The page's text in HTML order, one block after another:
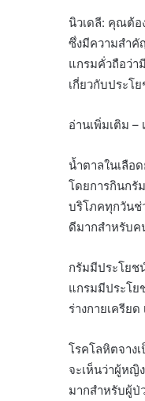
นิวเดลี: คุณต้อ
ซึ่งมีความสำคั
แกรมคั่วถือว่า
เกี่ยวกับประโ
อ่านเพิ่มเติม
น้ำตาลในเลือ
โดยการกินกรั
บริโภคทุกวันช่
ดีมากสำหรับค
กรัมมีประโยช
แกรมมีประโย
ร่างกายเครีย
โรคโลหิตจาง
จะเห็นว่าผู้หญิ
มากสำหรับผู้ป่